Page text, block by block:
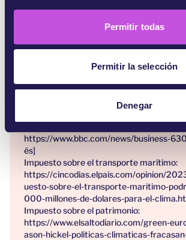
n
Permitir todas
Permitir la selección
Denegar
gascar-crisis-climatica/
Aquí puedes encontrar más
medidas:
Europe-briefing-New-Sources-of-
Impuestos sobre los combustibles fósiles:
https://www.reuters.com/business/
https://www.bbc.com/news/business-
és]
Impuesto sobre el transporte marítimo:
https://cincodias.elpais.com/opinion/
uesto-sobre-el-transporte-maritimo-
000-millones-de-dolares-para-el-
Impuesto sobre el patrimonio:
https://www.elsaltodiario.com/green-
ason-hickel-politicas-climaticas-